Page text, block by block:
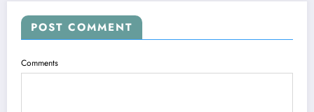
POST COMMENT
Comments